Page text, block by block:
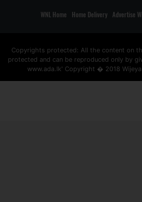
WNL Home Home Delivery Advertise
Copyrights protected: All the content on
protected and can be reproduced only by
www.ada.lk' Copyright � 2018 Wijeya